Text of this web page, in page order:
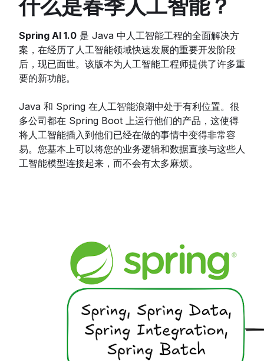
什么是春季人工智能？
Spring AI 1.0 是 Java 中人工智能工程的全面解决方
案，在经历了人工智能领域快速发展的重要开发阶段
后，现已面世。该版本为人工智能工程师提供了许多重
要的新功能。
Java 和 Spring 在人工智能浪潮中处于有利位置。很
多公司都在 Spring Boot 上运行他们的产品，这使得
将人工智能插入到他们已经在做的事情中变得非常容
易。您基本上可以将您的业务逻辑和数据直接与这些人
工智能模型连接起来，而不会有太多麻烦。